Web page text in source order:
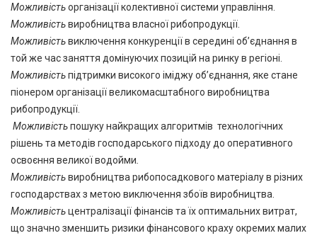
Можливістьорганізації колективної системи управління.
Можливістьвиробництва власної рибопродукції.
Можливістьвиключення конкуренції в середині об’єднання в
той же час заняття домінуючих позицій на ринку в регіоні.
Можливістьпідтримки високого іміджу об’єднання, яке стане
піонером організації великомасштабного виробництва
рибопродукції.
Можливістьпошуку найкращих алгоритмів технологічних
рішень та методів господарського підходу до оперативного
освоєння великої водойми
Можливістьвиробництва рибопосадкового матеріалу в різних
господарствах з метою виключення збоїв виробництва.
Можливістьцентралізації фінансів та їх оптимальних витрат,
що значно зменшить ризики фінансового краху окремих малих